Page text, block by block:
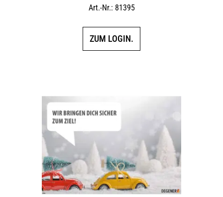
Art.-Nr.: 81395
ZUM LOGIN.